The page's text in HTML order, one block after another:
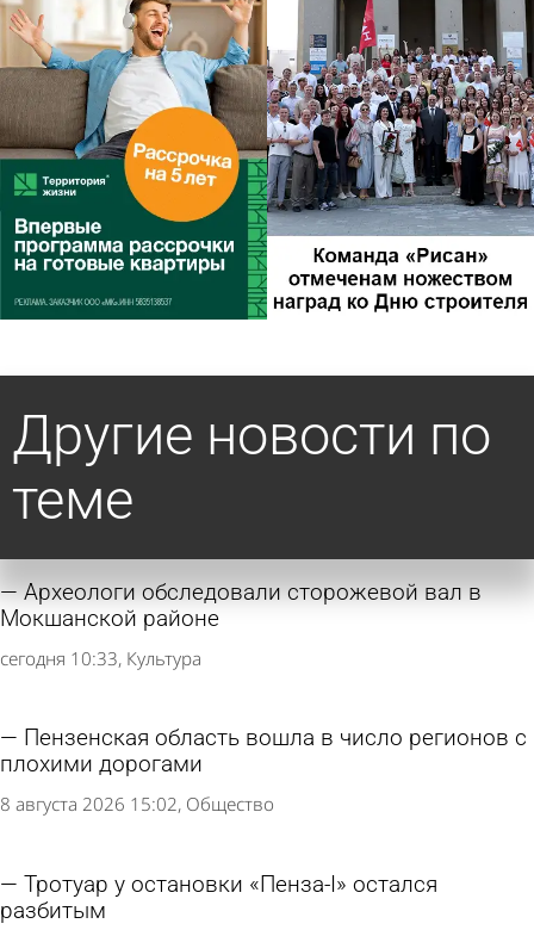
Другие новости по
теме
Археологи обследовали сторожевой вал в
Мокшанской районе
сегодня 10:33 Культура
Пензенская область вошла в число регионов с
плохими дорогами
8 августа 2026 15:02 Общество
Тротуар у остановки «Пенза-I» остался
разбитым